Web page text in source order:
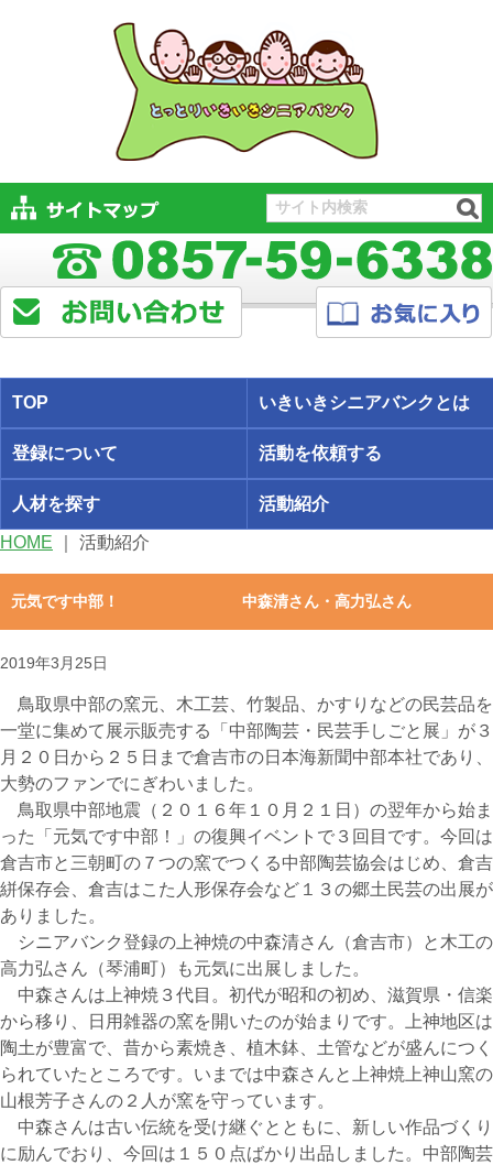
TOP いきいきシニアバンクとは
登録について 活動を依頼する
人材を探す 活動紹介
HOME 活動紹介
元気です中部！ 中森清さん・高力弘さん
2019年3月25日
鳥取県中部の窯元、木工芸、竹製品、かすりなどの民芸品を
一堂に集めて展示販売する「中部陶芸・民芸手しごと展」が３
月２０日から２５日まで倉吉市の日本海新聞中部本社であり、
大勢のファンでにぎわいました。
鳥取県中部地震（２０１６年１０月２１日）の翌年から始ま
った「元気です中部！」の復興イベントで３回目です。今回は
倉吉市と三朝町の７つの窯でつくる中部陶芸協会はじめ、倉吉
絣保存会、倉吉はこた人形保存会など１３の郷土民芸の出展が
ありました。
シニアバンク登録の上神焼の中森清さん（倉吉市）と木工の
高力弘さん（琴浦町）も元気に出展しました。
中森さんは上神焼３代目。初代が昭和の初め、滋賀県・信楽
から移り、日用雑器の窯を開いたのが始まりです。上神地区は
陶土が豊富で、昔から素焼き、植木鉢、土管などが盛んにつく
られていたところです。いまでは中森さんと上神焼上神山窯の
山根芳子さんの２人が窯を守っています。
中森さんは古い伝統を受け継ぐとともに、新しい作品づくり
に励んでおり、今回は１５０点ばかり出品しました。中部陶芸